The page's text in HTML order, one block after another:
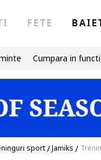
FETE
Cumpara in
sport/Jamiks /